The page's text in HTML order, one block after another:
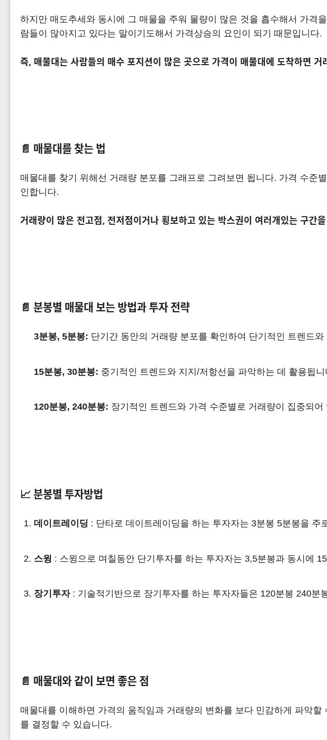
하지만 매도추세와 동시에 그 매물을 주워 물량이 많은 것을 흡수해서 가격
람들이 많아지고 있다는 말이기도해서 가격상승의 요인이 되기 때문입니다.
즉, 매물대는 사람들의 매수 포지션이 많은 곳으로 가격이 매물대에 도착하면
📄 매물대를 찾는 법
매물대를 찾기 위해선 거래량 분포를 그래프로 그려보면 됩니다. 가격 수
인합니다.
거래량이 많은 전고점, 전저점이거나 횡보하고 있는 박스권이 여러개있는 구간
📄 분봉별 매물대 보는 방법과 투자 전략
3분봉, 5분봉: 단기간 동안의 거래량 분포를 확인하여 단기적인 트렌드
15분봉, 30분봉: 중기적인 트렌드와 지지/저항선을 파악하는 데 활용됩니
120분봉, 240분봉: 장기적인 트렌드와 가격 수준별로 거래량이 집중되
📈 분봉별 투자방법
데이트레이딩 : 단타로 데이트레이딩을 하는 투자자는 3분봉 5분봉을 주
스윙 : 스윙으로 며칠동안 단기투자를 하는 투자자는 3,5분봉과 동시에
장기투자 : 기술적기반으로 장기투자를 하는 투자자들은 120분봉 240분
📄 매물대와 같이 보면 좋은 점
매물대를 이해하면 가격의 움직임과 거래량의 변화를 보다 민감하게 파악
를 결정할 수 있습니다.